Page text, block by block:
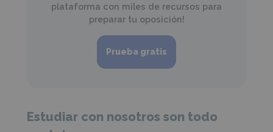
plataforma con miles de recursos para
preparar tu oposición!
Prueba gratis
Estudiar con nosotros son todo